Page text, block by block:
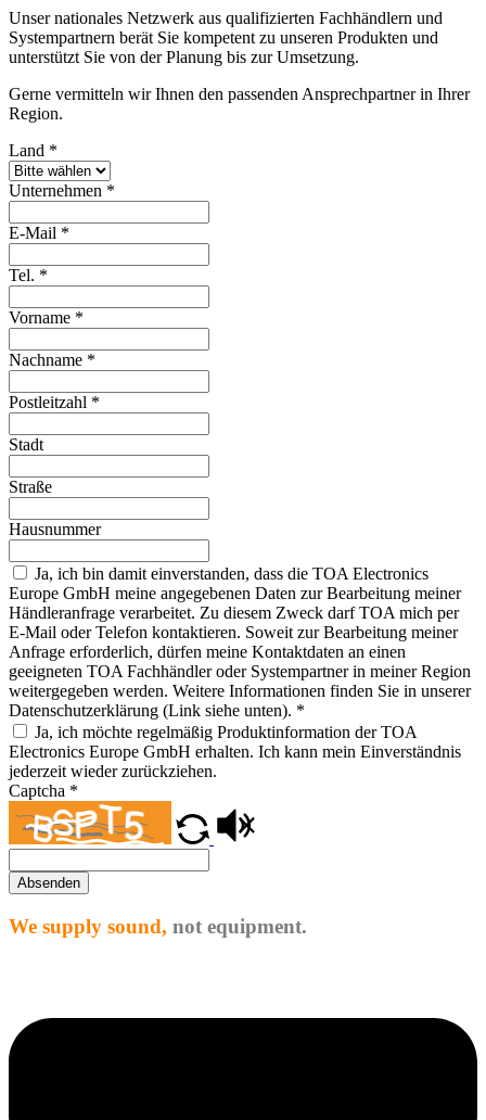
Unser nationales Netzwerk aus qualifizierten Fachhändlern und
Systempartnern berät Sie kompetent zu unseren Produkten und
unterstützt Sie von der Planung bis zur Umsetzung.
Gerne vermitteln wir Ihnen den passenden Ansprechpartner in Ihrer
Region.
Land *
Unternehmen *
E-Mail *
Tel. *
Vorname *
Nachname *
Postleitzahl *
Stadt
Straße
Hausnummer
Ja, ich bin damit einverstanden, dass die TOA Electronics
Europe GmbH meine angegebenen Daten zur Bearbeitung meiner
Händleranfrage verarbeitet. Zu diesem Zweck darf TOA mich per
E-Mail oder Telefon kontaktieren. Soweit zur Bearbeitung meiner
Anfrage erforderlich, dürfen meine Kontaktdaten an einen
geeigneten TOA Fachhändler oder Systempartner in meiner Region
weitergegeben werden. Weitere Informationen finden Sie in unserer
Datenschutzerklärung (Link siehe unten). *
Ja, ich möchte regelmäßig Produktinformation der TOA
Electronics Europe GmbH erhalten. Ich kann mein Einverständnis
jederzeit wieder zurückziehen.
Captcha *
Absenden
We supply sound, not equipment.